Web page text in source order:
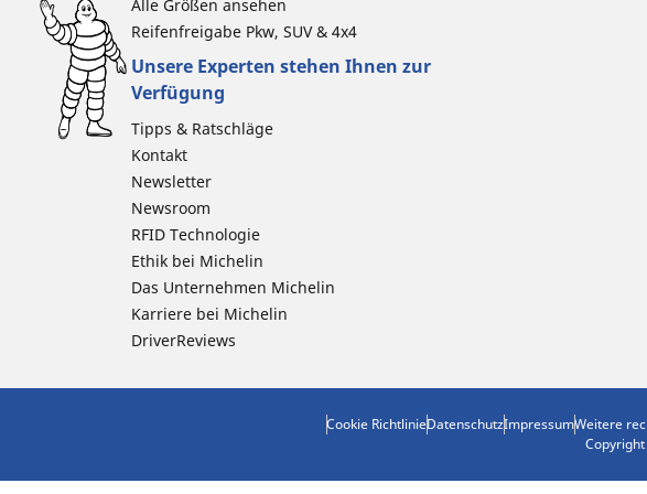
Alle Größen ansehen
Reifenfreigabe Pkw, SUV & 4x4
Unsere Experten stehen Ihnen zur
Verfügung
Tipps & Ratschläge
Kontakt
Newsletter
Newsroom
RFID Technologie
Ethik bei Michelin
Das Unternehmen Michelin
Karriere bei Michelin
DriverReviews
Cookie RichtlinieDatenschutzImpressumWeitere